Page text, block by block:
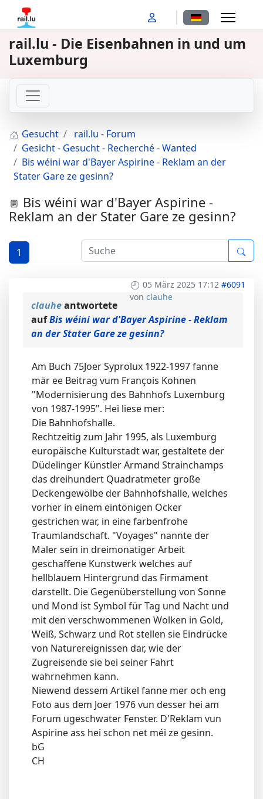
Sprache
rail.lu - Die Eisenbahnen in und um
Luxemburg
Gesucht
rail.lu - Forum
Gesicht - Gesucht - Recherché - Wanted
Bis wéini war d'Bayer Aspirine - Reklam an der
Stater Gare ze gesinn?
Bis wéini war d'Bayer Aspirine -
Reklam an der Stater Gare ze gesinn?
1
05 März 2025 17:12 #6091
von clauhe
clauheantwortete
aufBis wéini war d'Bayer Aspirine - Reklam
an der Stater Gare ze gesinn?
Am Buch 75Joer Syprolux 1922-1997 fanne
mär ee Beitrag vum François Kohnen
"Modernisierung des Bahnhofs Luxemburg
von 1987-1995". Hei liese mer:
Die Bahnhofshalle.
Rechtzeitig zum Jahr 1995, als Luxemburg
europäische Kulturstadt war, gestaltete der
Düdelinger Künstler Armand Strainchamps
das dreihundert Quadratmeter große
Deckengewölbe der Bahnhofshalle, welches
vorher in einem eintönigen Ocker
gestrichen war, in eine farbenfrohe
Traumlandschaft. "Voyages" nannte der
Maler sein in dreimonatiger Arbeit
geschaffene Kunstwerk welches auf
hellblauem Hintergrund das Firmament
darstellt. Die Gegenüberstellung von Sonne
und Mond ist Symbol für Tag und Nacht und
mit den verschwommenen Wolken in Gold,
Weiß, Schwarz und Rot stellen sie Eindrücke
von Naturereignissen dar, wie der
Zugreisende sie bei seiner Fahrt
wahrnehmen kann.
Niewend dessem Artikel fanne mer och eng
Foto aus dem Joer 1976 vun desser hei am
Forum ugeschwater Fenster. D'Reklam vun
Aspirine ass hei schon net méi ze gesinn.
bG
CH